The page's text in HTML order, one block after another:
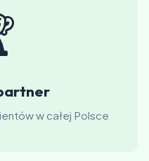
w całej Polsce